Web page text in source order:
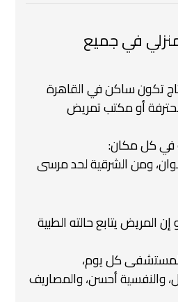
في جميع
تكون ساكن في القاهرة
أو مكتب تمريض
في كل مكان:
ومن الشرقية لحد مرسى
المريض يتابع حالته الطبية
كل يوم،
والنفسية أحسن، والمصاريف